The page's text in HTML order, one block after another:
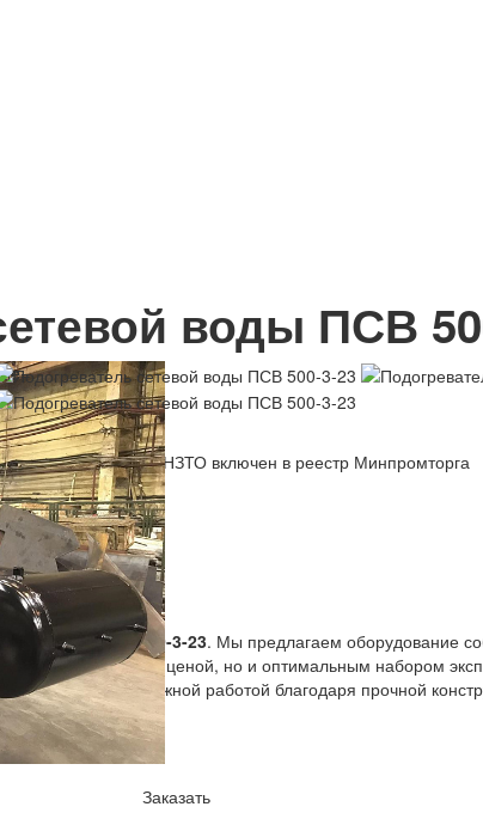
воды ПСВ
23 производства НЗТО включен в реестр Минпромторга
34347-2017
воды ПСВ 500-3-23. Мы предлагаем оборудование
только доступной ценой, но и оптимальным набором
пара, надежной работой благодаря прочной
Заказать